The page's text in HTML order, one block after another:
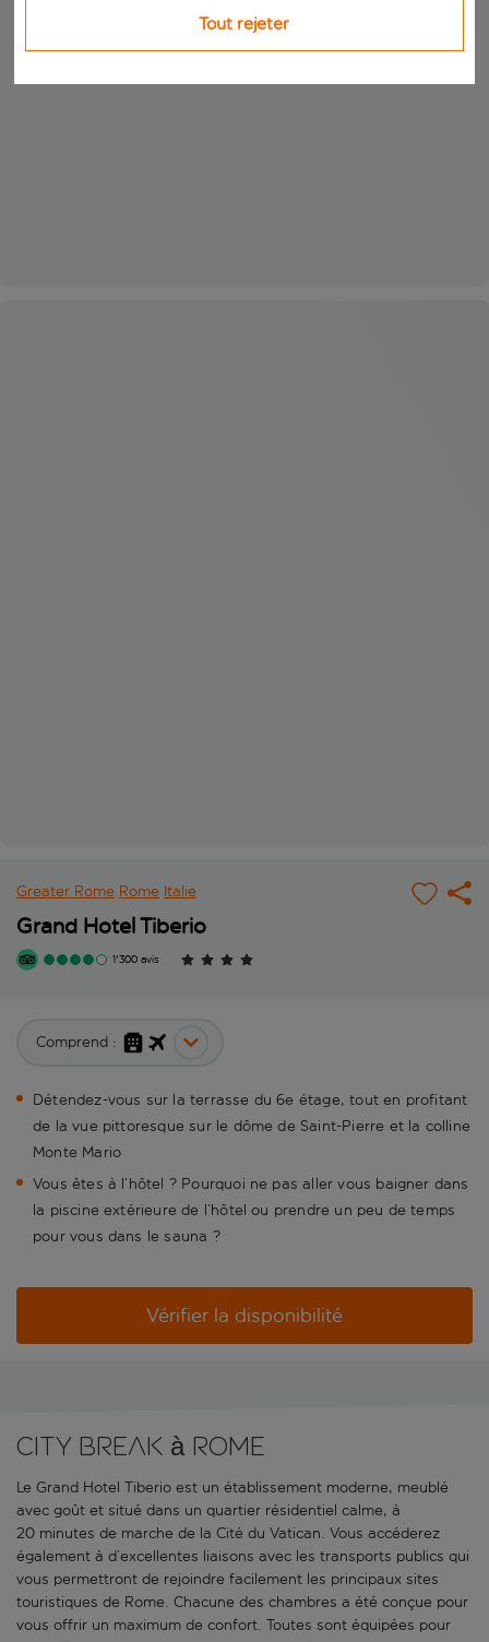
Greater Rome Rome Italie
Grand Hotel Tiberio
1'300 avis
Comprend :
Détendez-vous sur la terrasse du 6e étage, tout en profitant
de la vue pittoresque sur le dôme de Saint-Pierre et la colline
Monte Mario
Vous êtes à l’hôtel ? Pourquoi ne pas aller vous baigner dans
la piscine extérieure de l’hôtel ou prendre un peu de temps
pour vous dans le sauna ?
Vérifier la disponibilité
City break à Rome
Le Grand Hotel Tiberio est un établissement moderne, meublé
avec goût et situé dans un quartier résidentiel calme, à
20 minutes de marche de la Cité du Vatican. Vous accéderez
également à d’excellentes liaisons avec les transports publics qui
vous permettront de rejoindre facilement les principaux sites
touristiques de Rome. Chacune des chambres a été conçue pour
vous offrir un maximum de confort. Toutes sont équipées pour
Tout rejeter